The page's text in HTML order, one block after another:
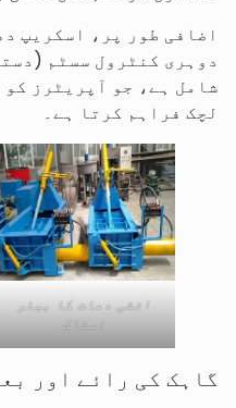
اضافی طور پر، اسکریپ
شامل ہے، جو آپریٹرز
لچک فراہم کرتا ہے۔
افقی دھات کا بیلر
اسٹاک
گاہک کی رائے اور